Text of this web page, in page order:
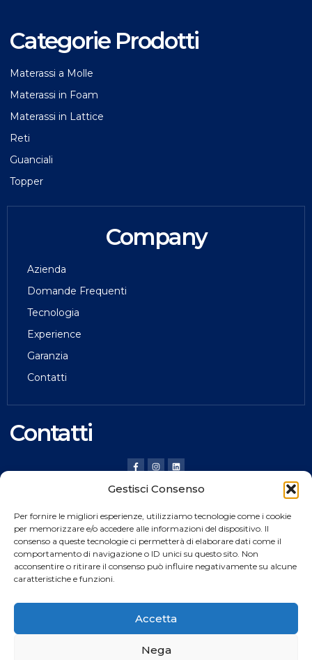
Gestisci Consenso
Per fornire le migliori esperienze, utilizziamo tecnologie come i cookie
per memorizzare e/o accedere alle informazioni del dispositivo. Il
consenso a queste tecnologie ci permetterà di elaborare dati come il
comportamento di navigazione o ID unici su questo sito. Non
acconsentire o ritirare il consenso può influire negativamente su alcune
caratteristiche e funzioni.
Accetta
Nega
Categorie Prodotti
Materassi a Molle
Materassi in Foam
Materassi in Lattice
Reti
Guanciali
Topper
Company
Azienda
Domande Frequenti
Tecnologia
Experience
Garanzia
Contatti
Contatti
HILDING ANDERS ITALY SRL
Via Verona, 20 36020 Pove del Grappa (VI) Italy
Tel.+39 0424 8008
Fax +39 0424 800926
Catalogo Prodotti